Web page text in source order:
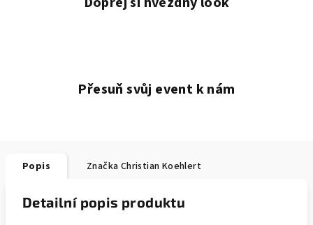
Přesuň svůj event k nám
Popis Značka Christian Koehlert
Detailní popis produktu